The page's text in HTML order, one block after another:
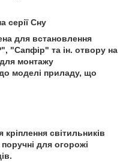
серії Сну
для встановлення
"Сапфір" та ін. отвору на
монтажу
моделі приладу, що
світильників
для огорожі